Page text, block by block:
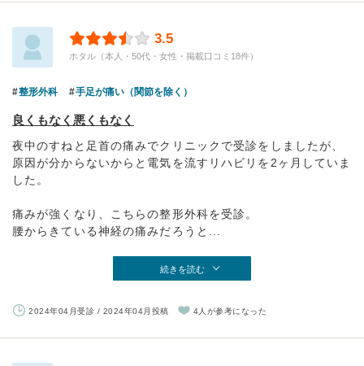
3.5
ホタル（本人・50代・女性・掲載口コミ18件）
整形外科 手足が痛い（関節を除く）
良くもなく悪くもなく
夜中のすねと足首の痛みでクリニックで受診をしましたが、
原因が分からないからと電気を流すリハビリを2ヶ月していま
した。
痛みが強くなり、こちらの整形外科を受診。
腰からきている神経の痛みだろうと...
続きを読む
2024年04月受診 / 2024年04月投稿 4人が参考になった